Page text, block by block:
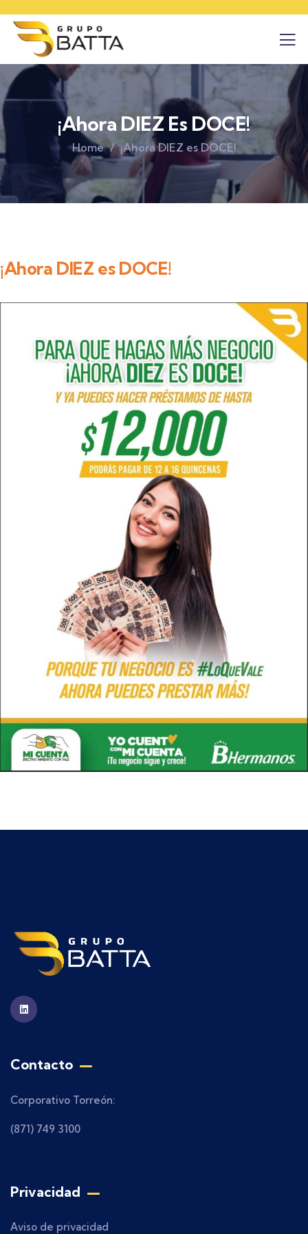
¡Ahora DIEZ Es DOCE!
Home ¡Ahora DIEZ es DOCE!
¡Ahora DIEZ es DOCE!
Contacto
Corporativo Torreón:
(871) 749 3100
Privacidad
Aviso de privacidad